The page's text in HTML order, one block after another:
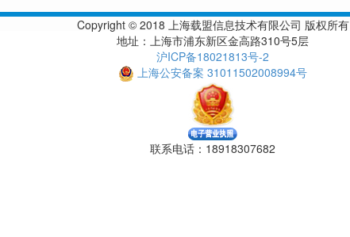
Copyright © 2018 上海载盟信息技术有限公司 版权所有
地址：上海市浦东新区金高路310号5层
沪ICP备18021813号-2
上海公安备案 31011502008994号
联系电话：18918307682